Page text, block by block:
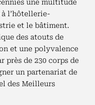
une multitude
à l’hôtellerie-
et le bâtiment.
des atouts de
et une polyvalence
près de 230 corps de
un partenariat de
des Meilleurs